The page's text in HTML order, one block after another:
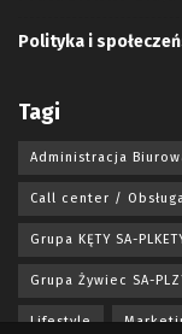
Polityka i
Tagi
Administracja
Call center /
Grupa KĘTY SA-
Grupa Żywiec SA-
Lifestyle